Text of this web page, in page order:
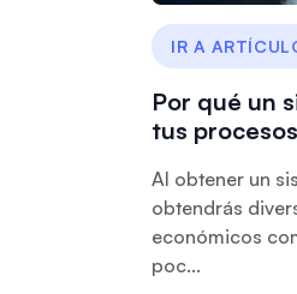
IR A
Por qué un
tus
Al obtener un
obtendrás
económicos
poc...